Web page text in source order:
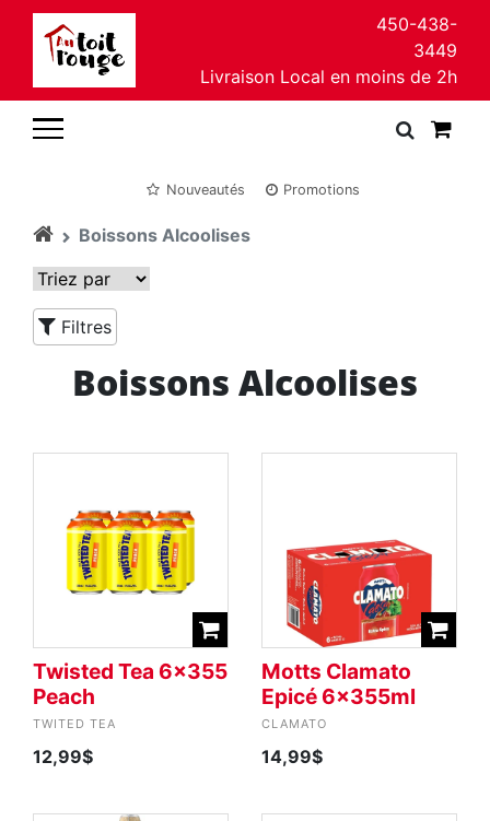
450-438-
3449
Livraison Local en moins de 2h
Nouveautés Promotions
Boissons Alcoolises
Filtres
Boissons Alcoolises
Twisted Tea 6x355
Peach
TWITED TEA
12,99$
Motts Clamato
Epicé 6x355ml
CLAMATO
14,99$